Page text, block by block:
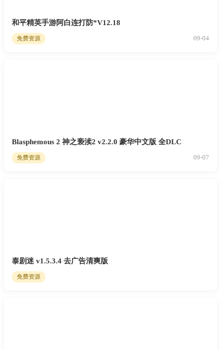
和平精英手游阿白连打防*V12.18
免费资源 09-04
Blasphemous 2 神之亵渎2 v2.2.0 豪华中文版 全DLC
免费资源 09-07
泰剧迷 v1.5.3.4 去广告清爽版
免费资源